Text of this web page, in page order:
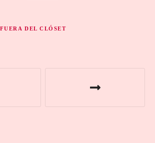
FUERA DEL CLÓSET